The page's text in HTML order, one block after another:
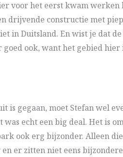
voor het eerst kwam
drijvende constructie met
in Duitsland. En wist je dat
ook, want het gebied
gegaan, moet Stefan wel
echt een big deal. Het is
ook erg bijzonder. Alleen
er zitten niet eens